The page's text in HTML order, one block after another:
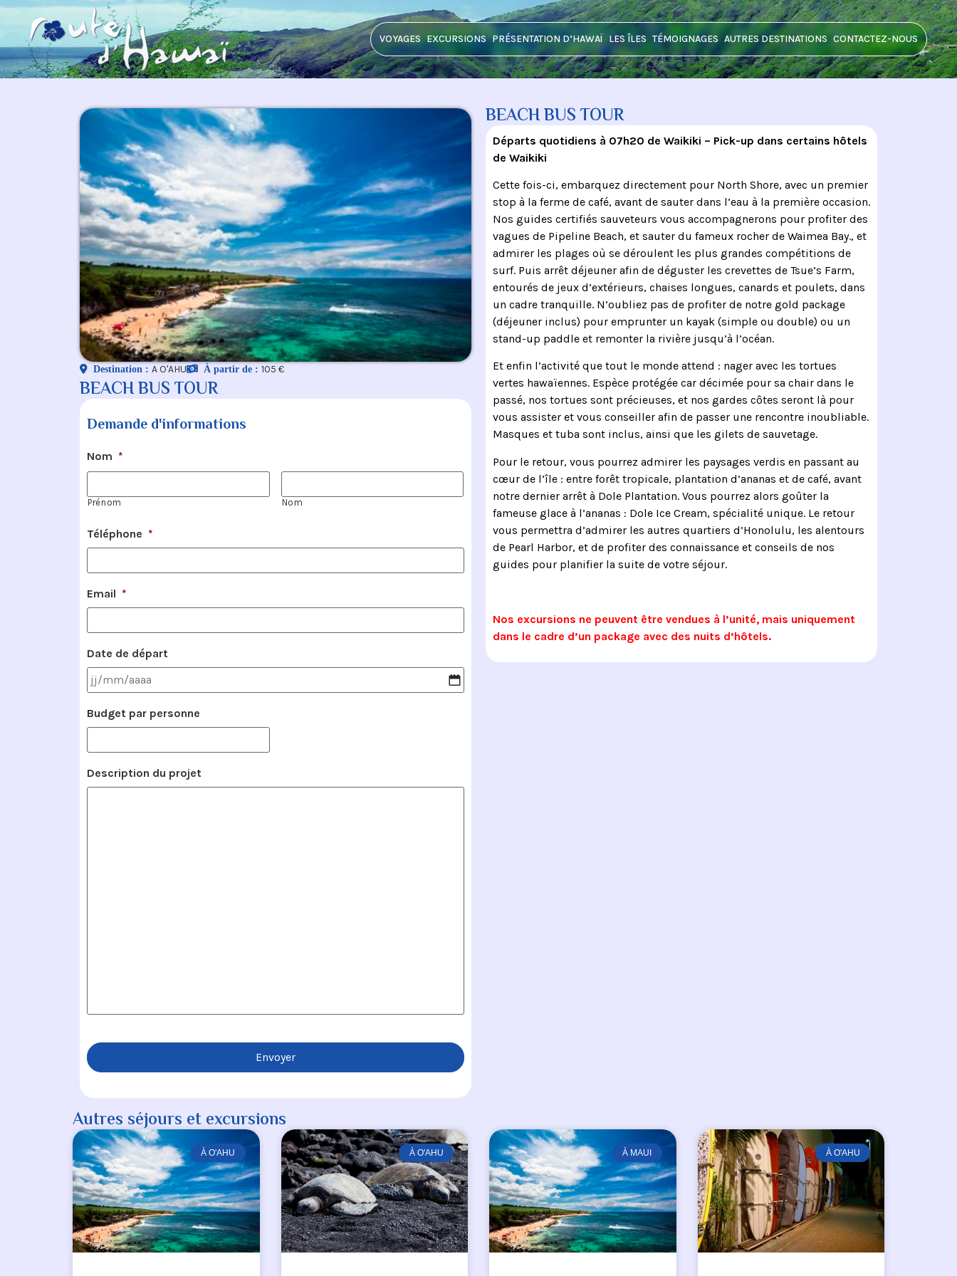
VOYAGES EXCURSIONS PRÉSENTATION D’HAWAÏ LES ÎLES TÉMOIGNAGES AUTRES DESTINATIONS CONTACTEZ-NOUS
Destination : A O'AHU À partir de : 105 €
BEACH BUS TOUR
Demande d'informations
Nom *
Prénom Nom
Téléphone *
Email *
Date de départ
Budget par personne
Description du projet
BEACH BUS TOUR
Départs quotidiens à 07h20 de Waikiki – Pick-up dans certains hôtels
de Waikiki
Cette fois-ci, embarquez directement pour North Shore, avec un premier
stop à la ferme de café, avant de sauter dans l’eau à la première occasion.
Nos guides certifiés sauveteurs vous accompagnerons pour profiter des
vagues de Pipeline Beach, et sauter du fameux rocher de Waimea Bay., et
admirer les plages où se déroulent les plus grandes compétitions de
surf. Puis arrêt déjeuner afin de déguster les crevettes de Tsue’s Farm,
entourés de jeux d’extérieurs, chaises longues, canards et poulets, dans
un cadre tranquille. N’oubliez pas de profiter de notre gold package
(déjeuner inclus) pour emprunter un kayak (simple ou double) ou un
stand-up paddle et remonter la rivière jusqu’à l’océan.
Et enfin l’activité que tout le monde attend : nager avec les tortues
vertes hawaïennes. Espèce protégée car décimée pour sa chair dans le
passé, nos tortues sont précieuses, et nos gardes côtes seront là pour
vous assister et vous conseiller afin de passer une rencontre inoubliable.
Masques et tuba sont inclus, ainsi que les gilets de sauvetage.
Pour le retour, vous pourrez admirer les paysages verdis en passant au
cœur de l’île : entre forêt tropicale, plantation d’ananas et de café, avant
notre dernier arrêt à Dole Plantation. Vous pourrez alors goûter la
fameuse glace à l’ananas : Dole Ice Cream, spécialité unique. Le retour
vous permettra d’admirer les autres quartiers d’Honolulu, les alentours
de Pearl Harbor, et de profiter des connaissance et conseils de nos
guides pour planifier la suite de votre séjour.
Nos excursions ne peuvent être vendues à l’unité, mais uniquement
dans le cadre d’un package avec des nuits d’hôtels.
Autres séjours et excursions
À O'AHU À O'AHU À MAUI À O'AHU